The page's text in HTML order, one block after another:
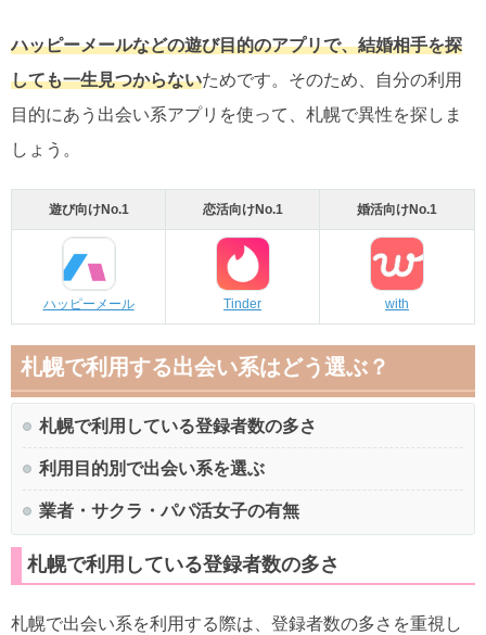
ハッピーメールなどの遊び目的のアプリで、結婚相手を探
しても一生見つからないためです。そのため、自分の利用
目的にあう出会い系アプリを使って、札幌で異性を探しま
しょう。
遊び向けNo.1 恋活向けNo.1 婚活向けNo.1
ハッピーメール Tinder with
札幌で利用する出会い系はどう選ぶ？
札幌で利用している登録者数の多さ
利用目的別で出会い系を選ぶ
業者・サクラ・パパ活女子の有無
札幌で利用している登録者数の多さ
札幌で出会い系を利用する際は、登録者数の多さを重視し